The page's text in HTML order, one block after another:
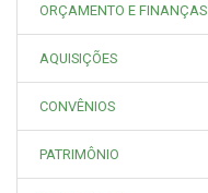
ORÇAMENTO E FINANÇAS
AQUISIÇÕES
CONVÊNIOS
PATRIMÔNIO